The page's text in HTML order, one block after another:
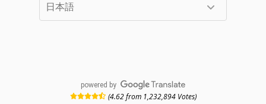
powered by
(4.62 from 1,232,894 Votes)